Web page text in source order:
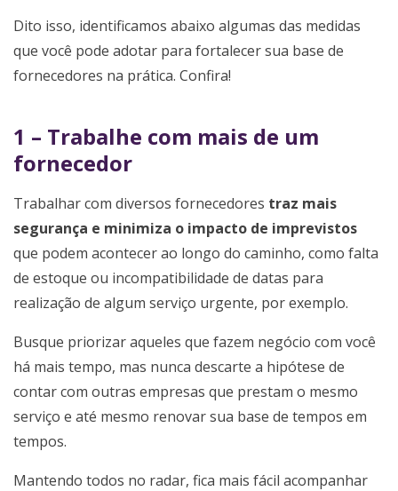
Dito isso, identificamos abaixo algumas das medidas
que você pode adotar para fortalecer sua base de
fornecedores na prática. Confira!
1 – Trabalhe com mais de um
fornecedor
Trabalhar com diversos fornecedores traz mais
segurança e minimiza o impacto de imprevistos
que podem acontecer ao longo do caminho, como falta
de estoque ou incompatibilidade de datas para
realização de algum serviço urgente, por exemplo.
Busque priorizar aqueles que fazem negócio com você
há mais tempo, mas nunca descarte a hipótese de
contar com outras empresas que prestam o mesmo
serviço e até mesmo renovar sua base de tempos em
tempos.
Mantendo todos no radar, fica mais fácil acompanhar